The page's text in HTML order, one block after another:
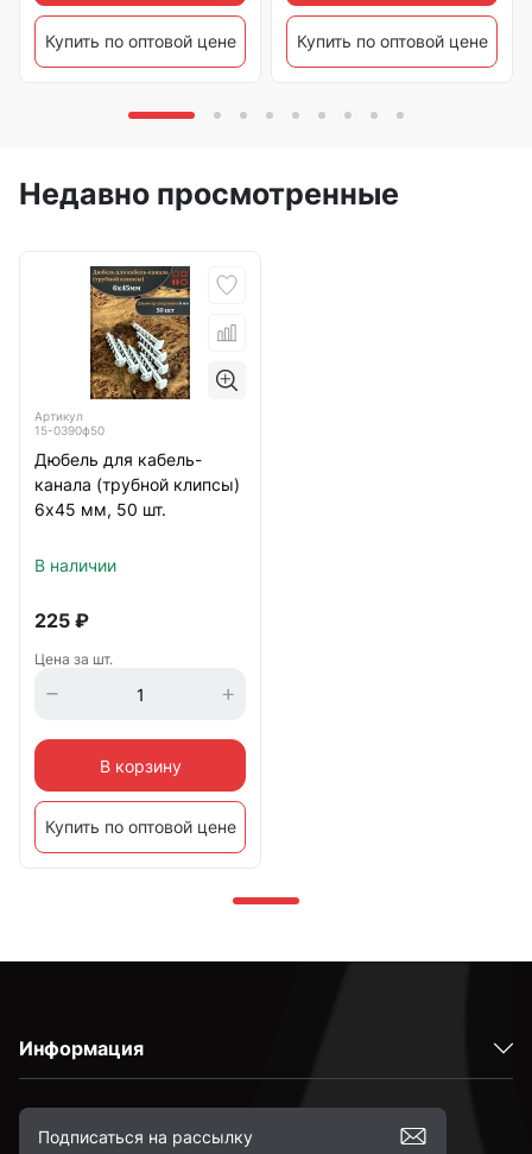
Купить по оптовой цене Купить по оптовой цене
Недавно просмотренные
Артикул
15-0390ф50
Дюбель для кабель-
канала (трубной клипсы)
6х45 мм, 50 шт.
В наличии
225 ₽
Цена за шт.
В корзину
Купить по оптовой цене
Информация